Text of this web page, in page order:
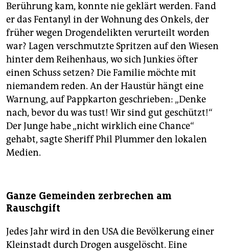
Berührung kam, konnte nie geklärt werden. Fand
er das Fentanyl in der Wohnung des Onkels, der
früher wegen Drogendelikten verurteilt worden
war? Lagen verschmutzte Spritzen auf den Wiesen
hinter dem Reihenhaus, wo sich Junkies öfter
einen Schuss setzen? Die Familie möchte mit
niemandem reden. An der Haustür hängt eine
Warnung, auf Pappkarton geschrieben: „Denke
nach, bevor du was tust! Wir sind gut geschützt!“
Der Junge habe „nicht wirklich eine Chance“
gehabt, sagte Sheriff Phil Plummer den lokalen
Medien.
Ganze Gemeinden ­zer­brechen am
Rauschgift
Jedes Jahr wird in den USA die Bevölkerung einer
Kleinstadt durch Drogen ausgelöscht. Eine